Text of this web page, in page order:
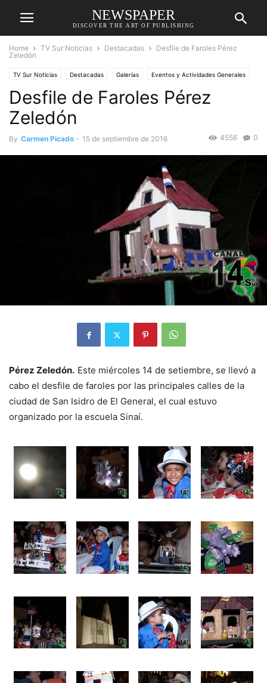
NEWSPAPER
DISCOVER THE ART OF PUBLISHING
Home TV Sur Noticias Destacadas
Desfile de Faroles Pérez
Zeledón
TV Sur Noticias Destacadas Galerías Eventos y Actividades Generales
Desfile de Faroles Pérez
Zeledón
By Carmen Picado - 15 de septiembre de 2016 0
4556
Pérez Zeledón. Este miércoles 14 de setiembre, se llevó a
cabo el desfile de faroles por las principales calles de la
ciudad de San Isidro de El General, el cual estuvo
organizado por la escuela Sinaí.